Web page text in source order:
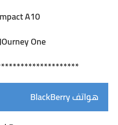
A10
One
هواتف BlackBerry